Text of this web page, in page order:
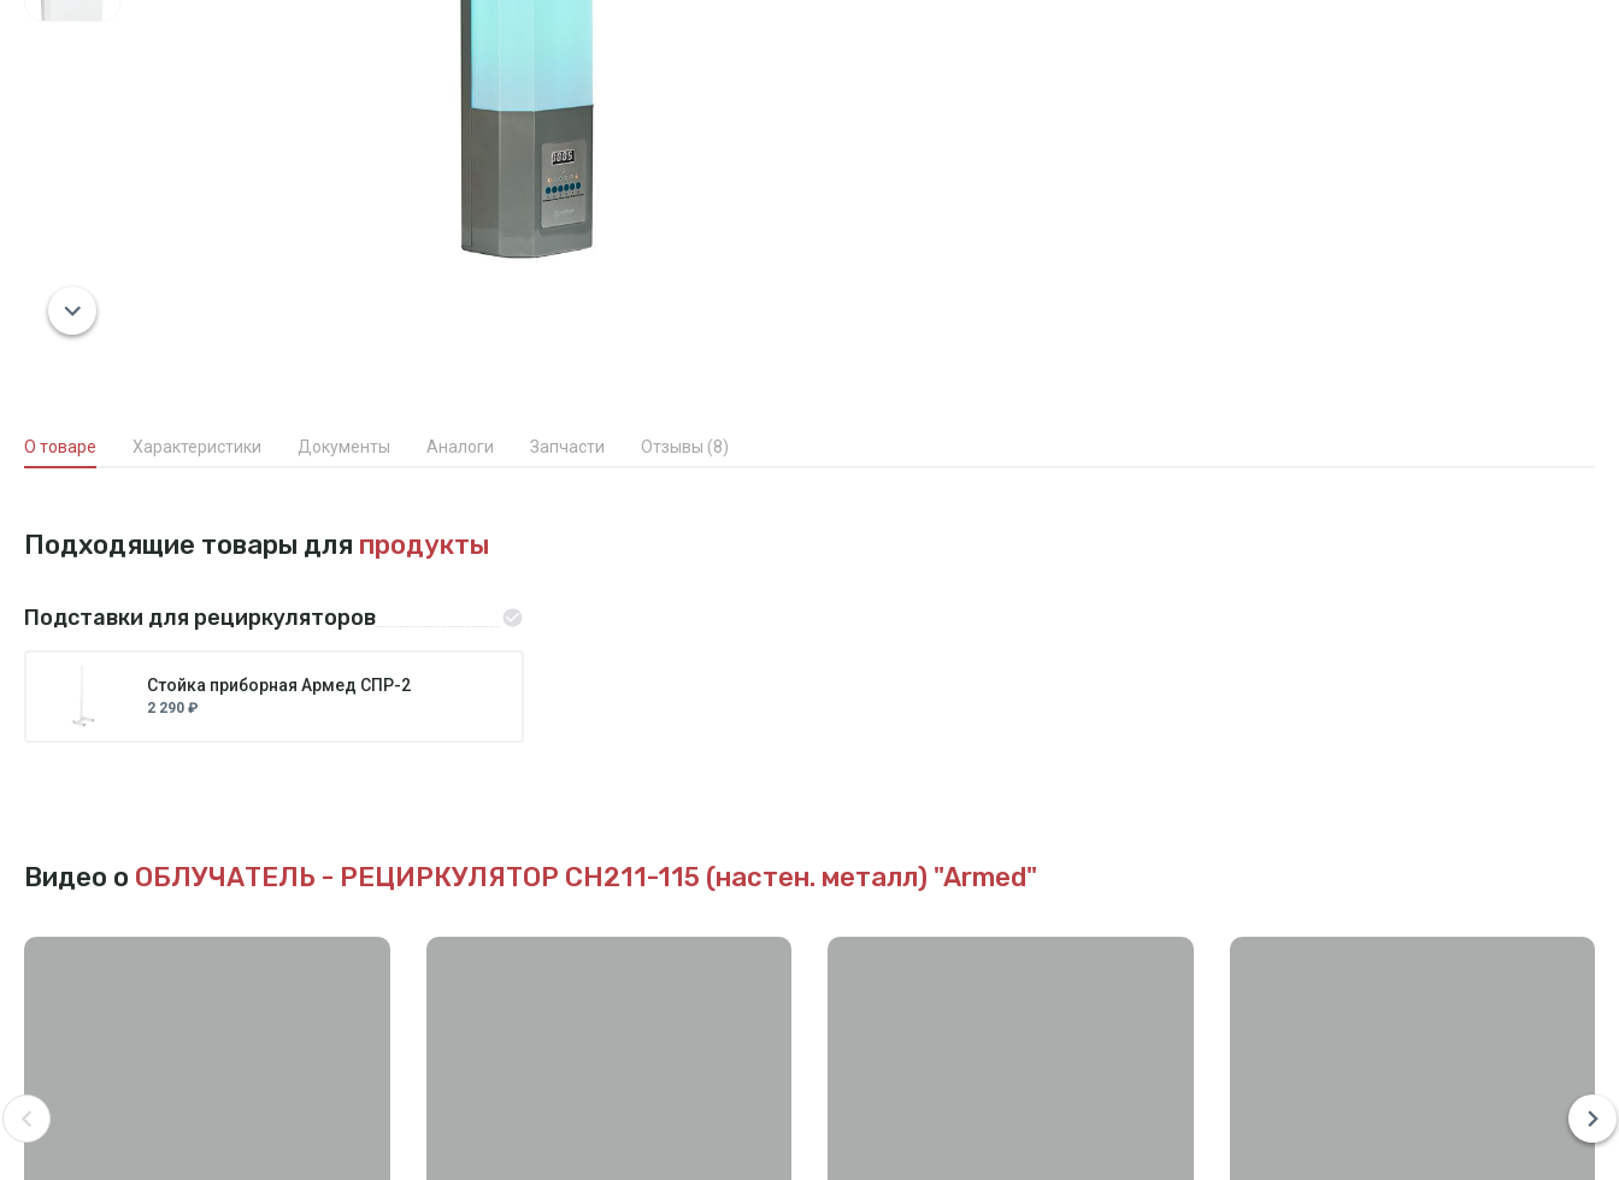
О товаре Характеристики Документы Аналоги Запчасти Отзывы (8)
Подходящие товары для продукты
Подставки для рециркуляторов
Стойка приборная Армед СПР-2
2 290 ₽
Видео о ОБЛУЧАТЕЛЬ - РЕЦИРКУЛЯТОР CH211-115 (настен. металл) "Armed"